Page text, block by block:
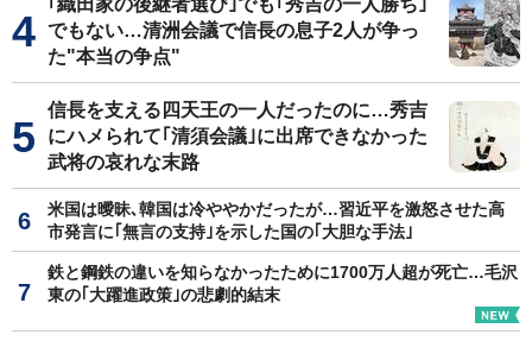
｢織田家の後継者選び｣でも｢秀吉の一人勝ち｣
でもない…清洲会議で信長の息子2人が争っ
た"本当の争点"
信長を支える四天王の一人だったのに…秀吉
にハメられて｢清須会議｣に出席できなかった
武将の哀れな末路
米国は曖昧､韓国は冷ややかだったが…習近平を激怒させた高
市発言に｢無言の支持｣を示した国の｢大胆な手法｣
鉄と鋼鉄の違いを知らなかったために1700万人超が死亡…毛沢
東の｢大躍進政策｣の悲劇的結末